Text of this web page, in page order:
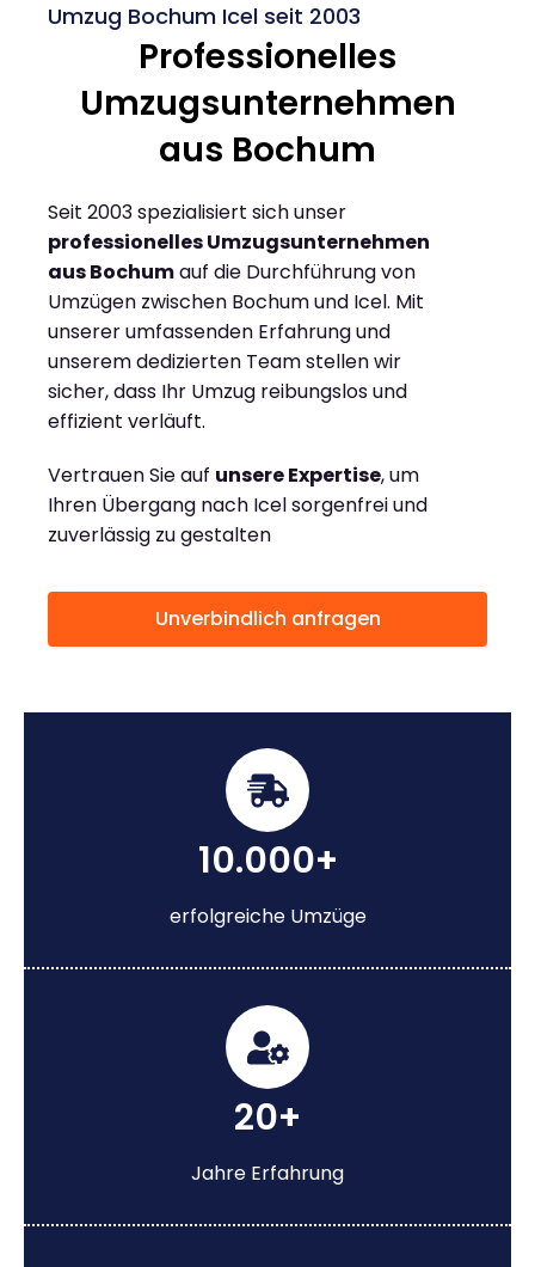
Umzug Bochum Icel seit 2003
Professionelles
Umzugsunternehmen
aus Bochum
Seit 2003 spezialisiert sich unser
professionelles Umzugsunternehmen
aus Bochumauf die Durchführung von
Umzügen zwischen Bochum und Icel. Mit
unserer umfassenden Erfahrung und
unserem dedizierten Team stellen wir
sicher, dass Ihr Umzug reibungslos und
effizient verläuft.
Vertrauen Sie auf unsere Expertise, um
Ihren Übergang nach Icel sorgenfrei und
zuverlässig zu gestalten
Unverbindlich anfragen
10.000+
erfolgreiche Umzüge
20+
Jahre Erfahrung